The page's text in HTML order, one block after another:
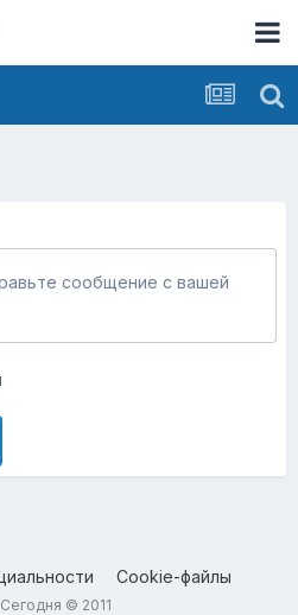
сообщение с вашей
Cookie-файлы
© 2011